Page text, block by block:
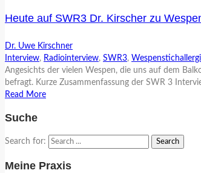
Heute auf SWR3 Dr. Kirscher zu
Dr. Uwe Kirschner
Interview, Radiointerview, SWR3,
Angesichts der vielen Wespen, die uns auf dem
befragt. Kurze Zusammenfassung der SWR 3
Read More
Suche
Search for:
Meine Praxis